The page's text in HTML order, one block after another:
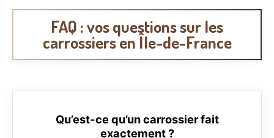
FAQ : vos questions sur les
carrossiers en Île-de-France
Qu’est-ce qu’un carrossier fait
exactement ?